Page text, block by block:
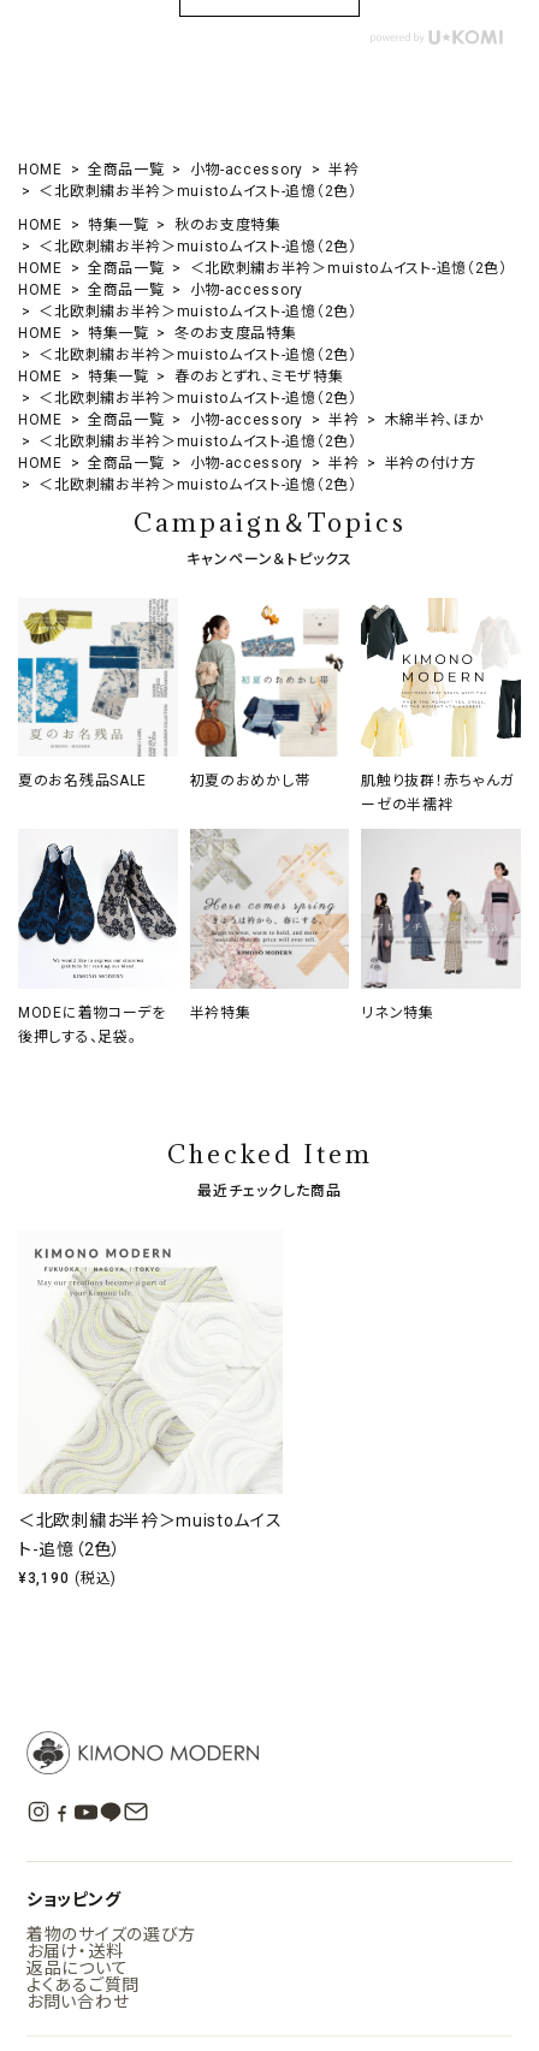
HOME 全商品一覧 小物-accessory
半衿
＜北欧刺繍お半衿＞muistoムイスト-追憶（2色）
HOME
特集一覧
秋のお支度特集
＜北欧刺繍お半衿＞muistoムイスト-追憶（2色）
HOME
全商品一覧
＜北欧刺繍お半衿＞muistoムイスト-追憶（2色）
HOME
全商品一覧
小物-accessory
＜北欧刺繍お半衿＞muistoムイスト-追憶（2色）
HOME
特集一覧
冬のお支度品特集
＜北欧刺繍お半衿＞muistoムイスト-追憶（2色）
HOME
特集一覧
春のおとずれ、ミモザ特集
＜北欧刺繍お半衿＞muistoムイスト-追憶（2色）
HOME
全商品一覧 小物-accessory 半衿
木綿半衿、ほか
＜北欧刺繍お半衿＞muistoムイスト-追憶（2色）
HOME
全商品一覧 小物-accessory 半衿
半衿の付け方
＜北欧刺繍お半衿＞muistoムイスト-追憶（2色）
Campaign＆Topics
キャンペーン＆トピックス
夏のお名残品SALE 初夏のおめかし帯
肌触り抜群！赤ちゃんガ
ーゼの半襦袢
MODEに着物コーデを
後押しする、足袋。
半衿特集 リネン特集
Checked Item
最近チェックした商品
＜北欧刺繍お半衿＞muistoムイス
ト-追憶（2色）
¥3,190 (税込)
ショッピング
着物のサイズの選び方
お届け・送料
返品について
よくあるご質問
お問い合わせ